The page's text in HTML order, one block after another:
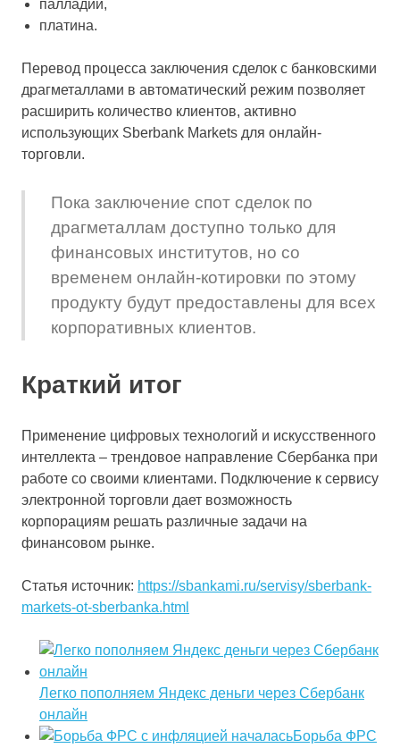
палладий,
платина.
Перевод процесса заключения сделок с банковскими
драгметаллами в автоматический режим позволяет
расширить количество клиентов, активно
использующих Sberbank Markets для онлайн-
торговли.
Пока заключение спот сделок по
драгметаллам доступно только для
финансовых институтов, но со
временем онлайн-котировки по этому
продукту будут предоставлены для всех
корпоративных клиентов.
Краткий итог
Применение цифровых технологий и искусственного
интеллекта – трендовое направление Сбербанка при
работе со своими клиентами. Подключение к сервису
электронной торговли дает возможность
корпорациям решать различные задачи на
финансовом рынке.
Статья источник: https://sbankami.ru/servisy/sberbank-
markets-ot-sberbanka.html
Легко пополняем Яндекс деньги через Сбербанк
онлайн
Борьба ФРС